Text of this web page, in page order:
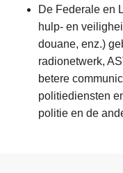
De Federale en
hulp- en
douane, enz.)
radionetwerk,
betere
politiediensten
politie en de